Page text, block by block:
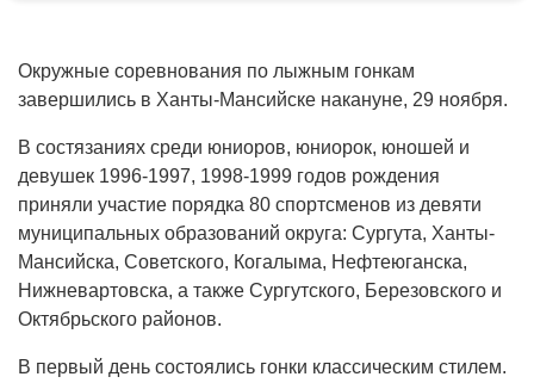
Окружные соревнования по лыжным гонкам
завершились в Ханты-Мансийске накануне, 29 ноября.
В состязаниях среди юниоров, юниорок, юношей и
девушек 1996-1997, 1998-1999 годов рождения
приняли участие порядка 80 спортсменов из девяти
муниципальных образований округа: Сургута, Ханты-
Мансийска, Советского, Когалыма, Нефтеюганска,
Нижневартовска, а также Сургутского, Березовского и
Октябрьского районов.
В первый день состоялись гонки классическим стилем.